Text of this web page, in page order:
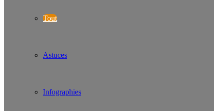
Tout
Astuces
Infographies